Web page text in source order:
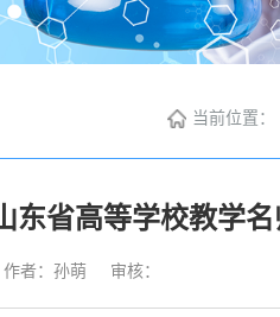
当前位置：
东省高等学校教学
作者：孙萌 审核：